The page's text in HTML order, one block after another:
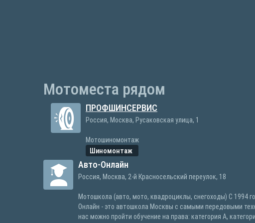
Мотоместа рядом
ПРОФШИНСЕРВИС
Россия, Москва, Русаковская улица, 1
Мотошиномонтаж
Шиномонтаж
Авто-Онлайн
Россия, Москва, 2-й Красносельский переулок, 18
Мотошкола (авто, мото, квадроциклы, снегоходы) С 1994
Онлайн - это автошкола Москвы с самыми передовыми
нас можно пройти обучение на права: категория А,